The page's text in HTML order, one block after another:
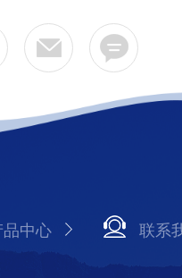
品中心 联系